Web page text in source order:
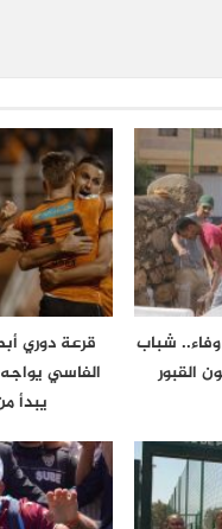
شباب
القبور
قرعة دوري
الفاسي
يبدأ